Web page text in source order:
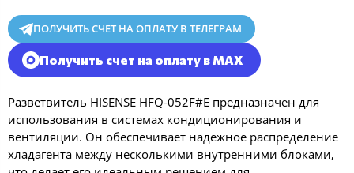
ПОЛУЧИТЬ СЧЕТ НА ОПЛАТУ В ТЕЛЕГРАМ
Получить счет на оплату в MAX
Разветвитель HISENSE HFQ-052F#E предназначен для
использования в системах кондиционирования и
вентиляции. Он обеспечивает надежное распределение
хладагента между несколькими внутренними блоками,